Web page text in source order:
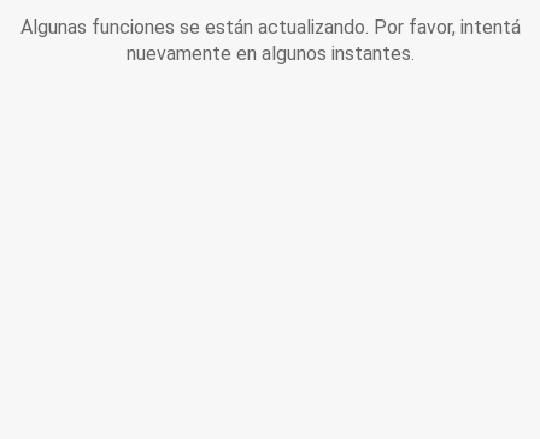
Algunas funciones se están actualizando. Por favor, intentá
nuevamente en algunos instantes.